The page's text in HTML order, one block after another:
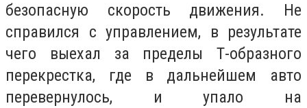
безопасную скорость движения. Не
справился с управлением, в результате
чего выехал за пределы Т-образного
перекрестка, где в дальнейшем авто
перевернулось, и упало на